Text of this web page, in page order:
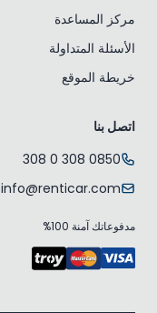
مركز المساعدة
الأسئلة المتداولة
خريطة الموقع
اتصل بنا
0850 308 0 308
info@renticar.com
مدفوعاتك آمنة 100%